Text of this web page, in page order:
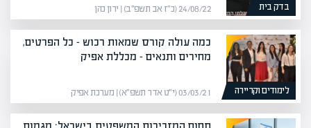
בדק בית 24/08/22 (כ״ז אב תשפ״ב) | ירון כהן
לימודים וקריירה
כמה עולה קורס שמאות רכוש – כל הפרטים,
מחירים ותנאים – מכללת אפיק
03/03/21 (י״ט אדר תשפ״א) | מערכת אפיק